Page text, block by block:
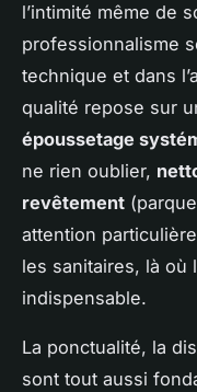
l’intimité même de
professionnalisme
technique et dans
qualité repose sur
époussetage
ne rien oublier,
revêtement
attention
les sanitaires, là où
indispensable.
La ponctualité, la
sont tout aussi